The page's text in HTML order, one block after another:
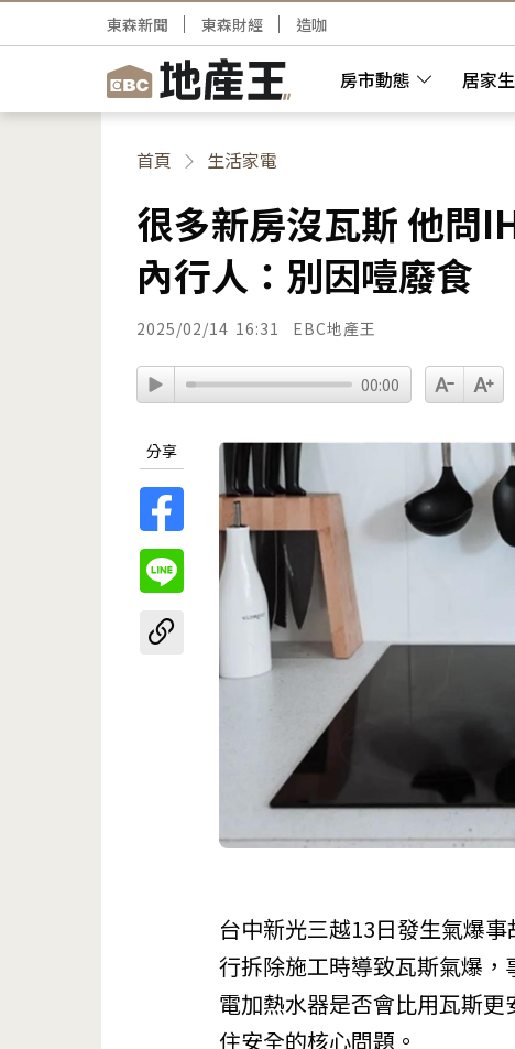
房市動態 居家
東森新聞 東森財經 造咖
首頁 生活家電
很多新房沒瓦斯 他問
內行人：別因噎廢食
2025/02/14 16:31 EBC地產王
00:00
分享
台中新光三越13日發生氣爆
行拆除施工時導致瓦斯氣爆
電加熱水器是否會比用瓦斯
住安全的核心問題。